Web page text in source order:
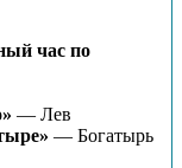
час по
— Лев
— Богатырь